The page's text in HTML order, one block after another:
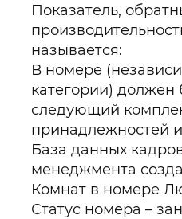
Показатель,
называется:
В номере
категории) должен
следующий
принадлежностей
База данных
менеджмента
Комнат в номере
Статус номера –